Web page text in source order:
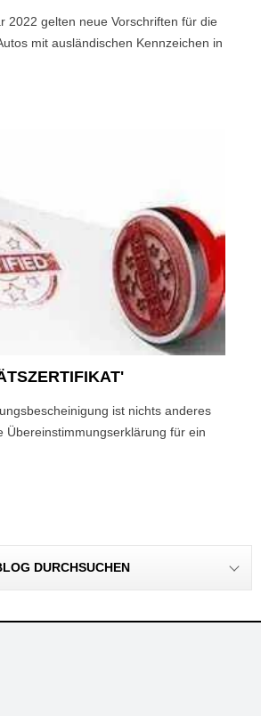
2022 gelten neue Vorschriften für die
mit ausländischen Kennzeichen in
ist nichts anderes
Übereinstimmungserklärung für ein
DURCHSUCHEN